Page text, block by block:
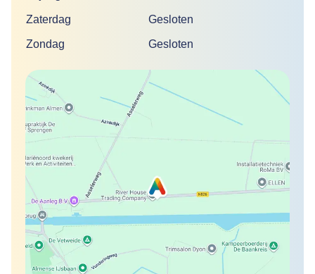
Zaterdag Gesloten
Zondag Gesloten